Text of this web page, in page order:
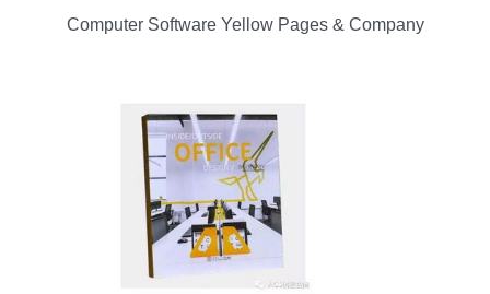
Computer Software Yellow Pages & Company